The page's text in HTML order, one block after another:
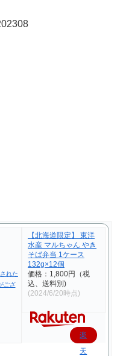
【北海道限定】 東洋
水産 マルちゃん やき
そば弁当 1ケース
132g×12個
価格：1,800円（税
込、送料別)
(2024/6/20時点)
楽
天